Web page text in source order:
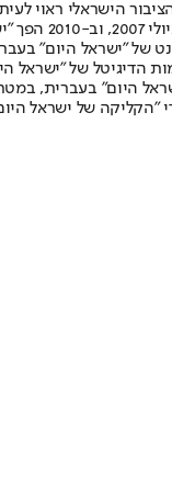
הישראלי ראוי
תשלום.
הדיגיטל של "ישראל
"ישראל היום"
"הקליקה של ישראל